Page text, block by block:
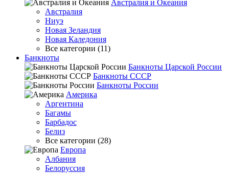
Австралия и Океания
Австралия
Ниуэ
Новая Зеландия
Новая Каледония
Все категории (11)
Банкноты
Банкноты Царской России
Банкноты СССР
Банкноты России
Америка
Аргентина
Багамы
Барбадос
Белиз
Все категории (28)
Европа
Албания
Белоруссия